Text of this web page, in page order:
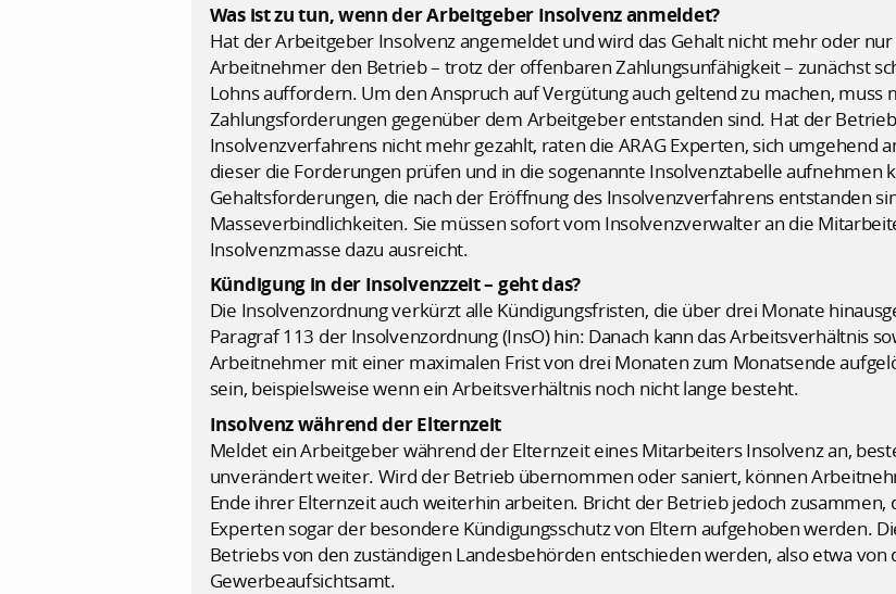
Was ist zu tun, wenn der Arbeitgeber Insolvenz anmeldet?
Hat der Arbeitgeber Insolvenz angemeldet und wird das Gehalt nicht mehr oder
Arbeitnehmer den Betrieb – trotz der offenbaren Zahlungsunfähigkeit – zunächst
Lohns auffordern. Um den Anspruch auf Vergütung auch geltend zu machen, muss
Zahlungsforderungen gegenüber dem Arbeitgeber entstanden sind. Hat der
Insolvenzverfahrens nicht mehr gezahlt, raten die ARAG Experten, sich umgehend
dieser die Forderungen prüfen und in die sogenannte Insolvenztabelle aufnehmen
Gehaltsforderungen, die nach der Eröffnung des Insolvenzverfahrens entstanden
Masseverbindlichkeiten. Sie müssen sofort vom Insolvenzverwalter an die
Insolvenzmasse dazu ausreicht.
Kündigung in der Insolvenzzeit – geht das?
Die Insolvenzordnung verkürzt alle Kündigungsfristen, die über drei Monate
Paragraf 113 der Insolvenzordnung (InsO) hin: Danach kann das Arbeitsverhältnis
Arbeitnehmer mit einer maximalen Frist von drei Monaten zum Monatsende
sein, beispielsweise wenn ein Arbeitsverhältnis noch nicht lange besteht.
Insolvenz während der Elternzeit
Meldet ein Arbeitgeber während der Elternzeit eines Mitarbeiters Insolvenz an,
unverändert weiter. Wird der Betrieb übernommen oder saniert, können
Ende ihrer Elternzeit auch weiterhin arbeiten. Bricht der Betrieb jedoch zusammen,
Experten sogar der besondere Kündigungsschutz von Eltern aufgehoben werden.
Betriebs von den zuständigen Landesbehörden entschieden werden, also etwa
Gewerbeaufsichtsamt.